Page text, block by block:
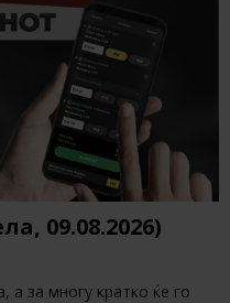
09.08.2026)
а за многу кратко ќе го